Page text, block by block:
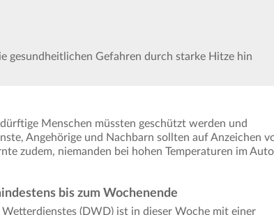
gesundheitlichen Gefahren durch starke Hitze hin
Menschen müssten geschützt werden und
Angehörige und Nachbarn sollten auf Anzeichen
zudem, niemanden bei hohen Temperaturen im Auto
bis zum Wochenende
Wetterdienstes (DWD) ist in dieser Woche mit einer